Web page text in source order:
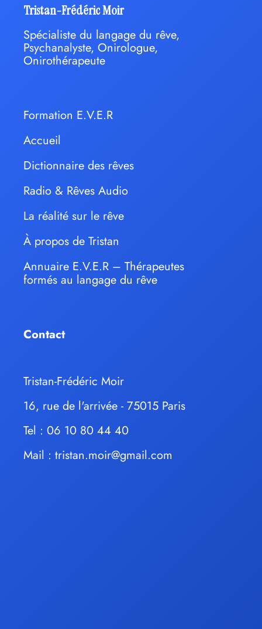
Tristan-Frédéric Moir
Spécialiste du langage du rêve,
Psychanalyste, Onirologue,
Onirothérapeute
Formation E.V.E.R
Accueil
Dictionnaire des rêves
Radio & Rêves Audio
La réalité sur le rêve
À propos de Tristan
Annuaire E.V.E.R – Thérapeutes
formés au langage du rêve
Contact
Tristan-Frédéric Moir
16, rue de l'arrivée - 75015 Paris
Tel : 06 10 80 44 40
Mail : tristan.moir@gmail.com